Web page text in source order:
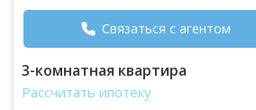
Связаться с агентом
3-комнатная квартира
Рассчитать ипотеку